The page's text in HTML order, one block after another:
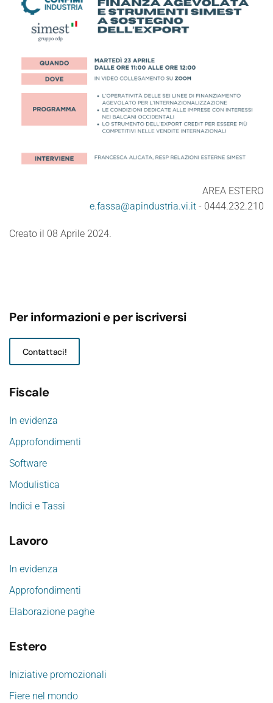
AREA ESTERO
e.fassa@apindustria.vi.it - 0444.232.210
Creato il 08 Aprile 2024.
Per informazioni e per iscriversi
Contattaci!
Fiscale
In evidenza
Approfondimenti
Software
Modulistica
Indici e Tassi
Lavoro
In evidenza
Approfondimenti
Elaborazione paghe
Estero
Iniziative promozionali
Fiere nel mondo